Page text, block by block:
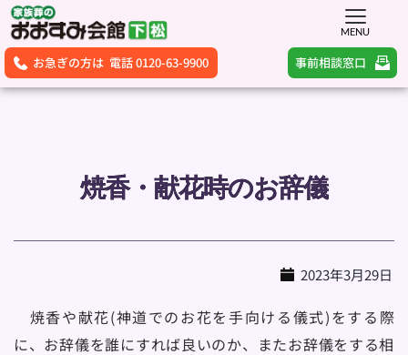
MENU
お急ぎの方は 電話 0120-63-9900 事前相談窓口
焼香・献花時のお辞儀
2023年3月29日
焼香や献花(神道でのお花を手向ける儀式)をする際
に、お辞儀を誰にすれば良いのか、またお辞儀をする相